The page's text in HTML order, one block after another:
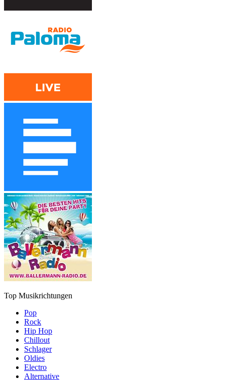
Top Musikrichtungen
Pop
Rock
Hip Hop
Chillout
Schlager
Oldies
Electro
Alternative